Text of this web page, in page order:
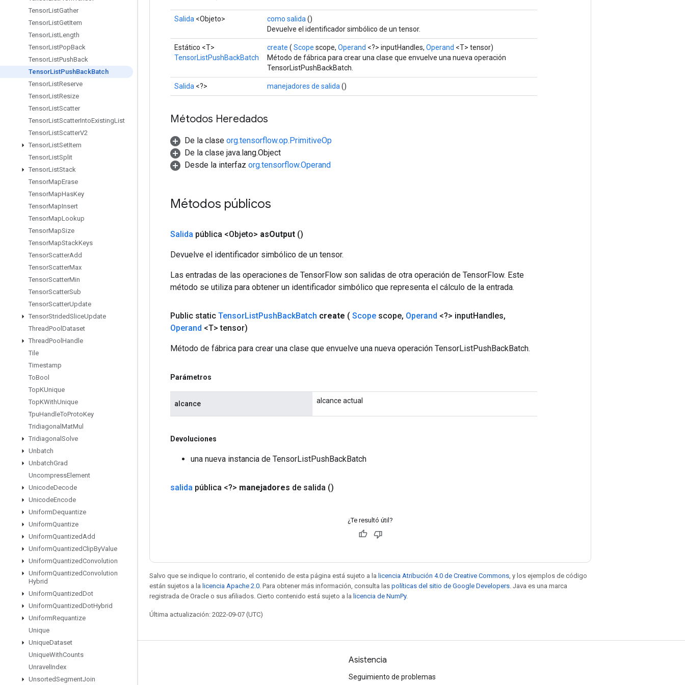
TensorListGather
TensorListGetItem
TensorListLength
TensorListPopBack
TensorListPushBack
TensorListPushBackBatch
TensorListReserve
TensorListResize
TensorListScatter
TensorListScatterIntoExistingList
TensorListScatterV2
TensorListSetItem
TensorListSplit
TensorListStack
TensorMapErase
TensorMapHasKey
TensorMapInsert
TensorMapLookup
TensorMapSize
TensorMapStackKeys
TensorScatterAdd
TensorScatterMax
TensorScatterMin
TensorScatterSub
TensorScatterUpdate
TensorStridedSliceUpdate
ThreadPool Dataset
ThreadPool Handle
Tile
Timestamp
ToBool
TopKUnique
TopKWithUnique
TpuHandleToProtoKey
Tridiagonal MatMul
Tridiagonal Solve
Unbatch
UnbatchGrad
UncompressElement
UnicodeDecode
UnicodeEncode
UniformDequantize
UniformQuantize
UniformQuantizedAdd
UniformQuantizedClipByValue
UniformQuantizedConvolution
UniformQuantizedConvolution
Hybrid
UniformQuantizedDot
UniformQuantizedDotHybrid
UniformRequantize
Unique
UniqueDataset
UniqueWithCounts
Unravel Index
UnsortedSegmentJoin
Salida <Objeto> como salida ()
Devuelve el identificador simbólico de un tensor.
Estático <T>
TensorListPushBackBatch
create ( Scope scope, Operand <?> inputHandles, Operand <T> tensor)
Método de fábrica para crear una clase que envuelve una nueva operación
TensorListPushBackBatch.
Salida <?> manejadores de salida ()
Métodos Heredados
De la clase org.tensorflow.op.PrimitiveOp
De la clase java.lang.Object
Desde la interfaz org.tensorflow.Operand
Métodos públicos
Salida pública <Objeto> asOutput ()
Devuelve el identificador simbólico de un tensor.
Las entradas de las operaciones de TensorFlow son salidas de otra operación de TensorFlow. Este
método se utiliza para obtener un identificador simbólico que representa el cálculo de la entrada.
Public static TensorListPushBackBatch create ( Scope scope, Operand <?> inputHandles,
Operand <T> tensor)
Método de fábrica para crear una clase que envuelve una nueva operación TensorListPushBackBatch.
Parámetros
alcance alcance actual
Devoluciones
una nueva instancia de TensorListPushBackBatch
salida pública <?> manejadores de salida ()
¿Te resultó útil?
Salvo que se indique lo contrario, el contenido de esta página está sujeto a la licencia Atribución 4.0 de Creative Commons , y los ejemplos de código
están sujetos a la licencia Apache 2.0 . Para obtener más información, consulta las políticas del sitio de Google Developers . Java es una marca
registrada de Oracle o sus afiliados. Cierto contenido está sujeto a la licencia de NumPy.
Última actualización: 2022-09-07 (UTC)
Mantente conectado
Blog
Asistencia
Seguimiento de problemas